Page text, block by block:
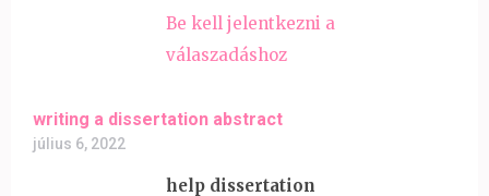
Be kell jelentkezni a
válaszadáshoz
writing a dissertation abstract
július 6, 2022
help dissertation